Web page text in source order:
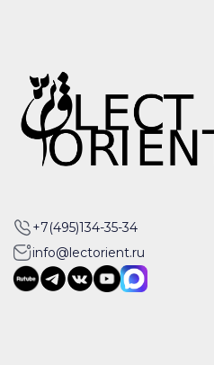
+7(495)134-35-34
info@lectorient.ru